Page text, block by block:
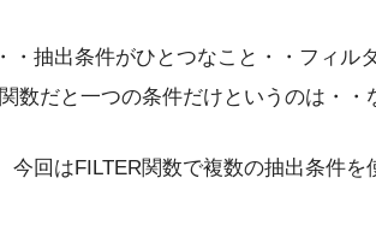
・抽出条件がひとつなこと・・フィル
数だと一つの条件だけというのは・・
今回はFILTER関数で複数の抽出条件を